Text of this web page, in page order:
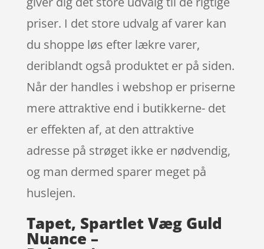
priser. I det store udvalg af varer kan
du shoppe løs efter lækre varer,
deriblandt også produktet er på siden.
Når der handles i webshop er priserne
mere attraktive end i butikkerne- det
er effekten af, at den attraktive
adresse på strøget ikke er nødvendig,
og man dermed sparer meget på
huslejen.
Tapet, Spartlet Væg Guld
Nuance –